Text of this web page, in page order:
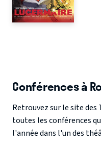
Conférences à
Retrouvez sur le site
toutes les conférences
l'année dans l'un des